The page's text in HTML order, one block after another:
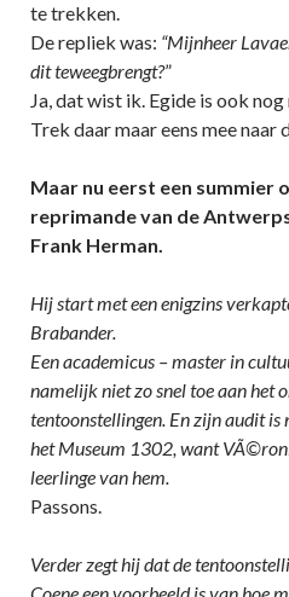
te trekken.
De repliek was: “Mijnheer
dit teweegbrengt?”
Ja, dat wist ik. Egide is ook
Trek daar maar eens mee naar
Maar nu eerst een summier
reprimande van de
Frank Herman.
Hij start met een enigzins
Brabander.
Een academicus – master in
namelijk niet zo snel toe aan het
tentoonstellingen. En zijn audit
het Museum 1302, want
leerlinge van hem.
Passons.
Verder zegt hij dat de